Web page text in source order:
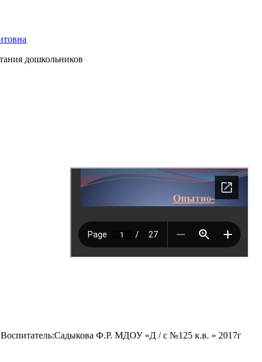
дошкольников
Воспитатель:Садыкова Ф.Р. МДОУ «Д / с №125 к.в. » 2017г